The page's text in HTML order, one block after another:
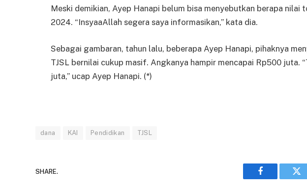
Meski demikian, Ayep Hanapi belum bisa menyebutkan berapa nilai
2024. “InsyaaAllah segera saya informasikan,” kata dia.
Sebagai gambaran, tahun lalu, beberapa Ayep Hanapi, pihaknya
TJSL bernilai cukup masif. Angkanya hampir mencapai Rp500 juta.
juta,” ucap Ayep Hanapi. (*)
dana KAI Pendidikan TJSL
SHARE.
Facebook